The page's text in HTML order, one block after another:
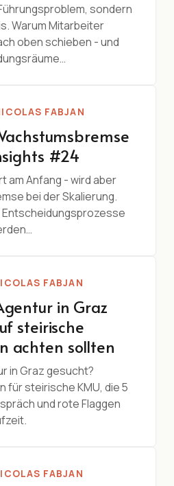
sondern
Warum Mitarbeiter
oben schieben - und
FABJAN
#24
am Anfang - wird aber
bei der Skalierung.
Entscheidungsprozesse
FABJAN
in Graz
steirische
achten sollten
in Graz gesucht?
für steirische KMU, die 5
und rote Flaggen
FABJAN